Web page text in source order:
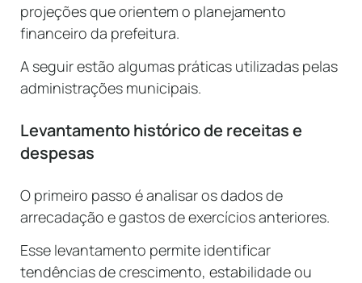
projeções que orientem o planejamento
financeiro da prefeitura.
A seguir estão algumas práticas utilizadas pelas
administrações municipais.
Levantamento histórico de receitas e
despesas
O primeiro passo é analisar os dados de
arrecadação e gastos de exercícios anteriores.
Esse levantamento permite identificar
tendências de crescimento, estabilidade ou